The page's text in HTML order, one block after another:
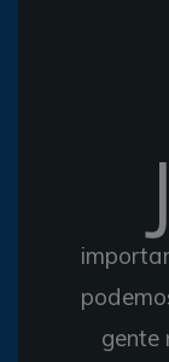
J
gente